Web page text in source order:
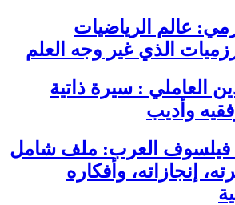
عالم الرياضيات
الذي غير وجه العلم
العاملي : سيرة ذاتية
وأديب
فيلسوف العرب: ملف شامل
إنجازاته، وأفكاره